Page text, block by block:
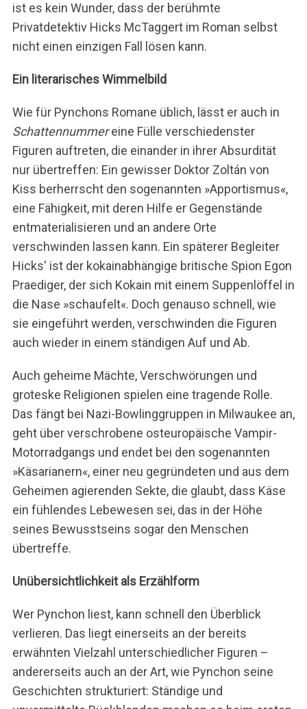
ist es kein Wunder, dass der berühmte
Privatdetektiv Hicks McTaggert im Roman selbst
nicht einen einzigen Fall lösen kann.
Ein literarisches Wimmelbild
Wie für Pynchons Romane üblich, lässt er auch in
Schattennummereine Fülle verschiedenster
Figuren auftreten, die einander in ihrer Absurdität
nur übertreffen: Ein gewisser Doktor Zoltán von
Kiss berherrscht den sogenannten »Apportismus«,
eine Fähigkeit, mit deren Hilfe er Gegenstände
entmaterialisieren und an andere Orte
verschwinden lassen kann. Ein späterer Begleiter
Hicks‘ ist der kokainabhängige britische Spion Egon
Praediger, der sich Kokain mit einem Suppenlöffel in
die Nase »schaufelt«. Doch genauso schnell, wie
sie eingeführt werden, verschwinden die Figuren
auch wieder in einem ständigen Auf und Ab.
Auch geheime Mächte, Verschwörungen und
groteske Religionen spielen eine tragende Rolle.
Das fängt bei Nazi-Bowlinggruppen in Milwaukee an,
geht über verschrobene osteuropäische Vampir-
Motorradgangs und endet bei den sogenannten
»Käsarianern«, einer neu gegründeten und aus dem
Geheimen agierenden Sekte, die glaubt, dass Käse
ein fühlendes Lebewesen sei, das in der Höhe
seines Bewusstseins sogar den Menschen
übertreffe.
Unübersichtlichkeit als Erzählform
Wer Pynchon liest, kann schnell den Überblick
verlieren. Das liegt einerseits an der bereits
erwähnten Vielzahl unterschiedlicher Figuren –
andererseits auch an der Art, wie Pynchon seine
Geschichten strukturiert: Ständige und